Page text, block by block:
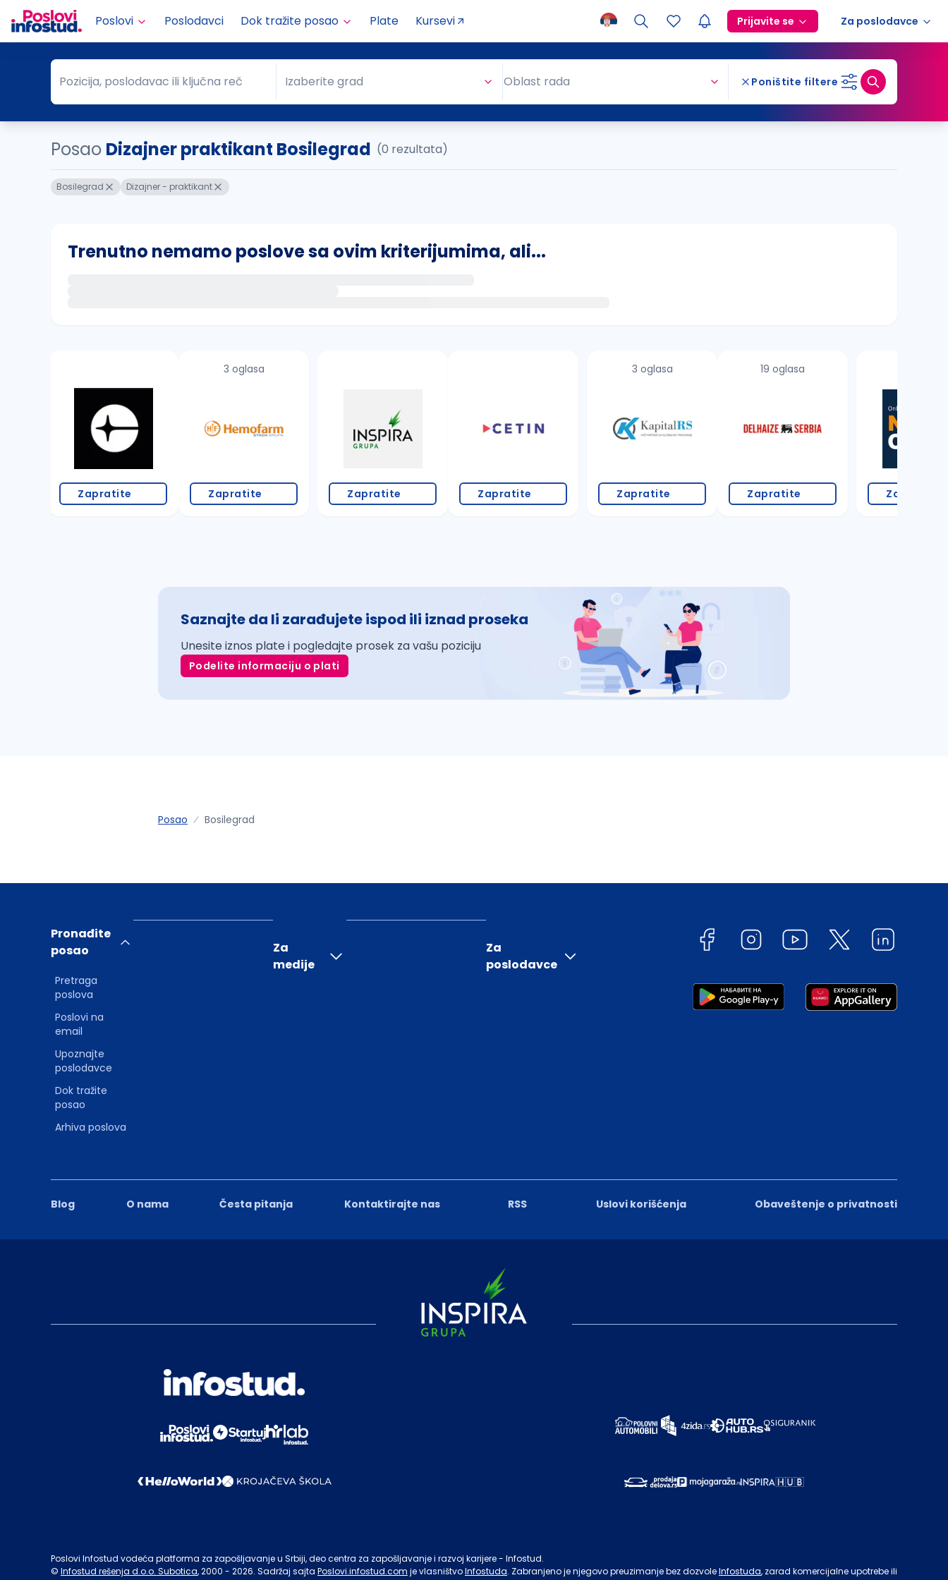
Poslovi Poslodavci Dok tražite posao Plate Kursevi Prijavite se Za poslodavce
Pozicija, poslodavac ili ključna reč
Pozicija, poslodavac ili ključna reč Grad
Izaberite grad Oblast rada Poništite filtere
Posao Dizajner praktikant Bosilegrad (0 rezultata)
Bosilegrad Dizajner - praktikant
Trenutno nemamo poslove sa ovim kriterijumima, ali...
proverite pravopisne greške (koristite č, ć, š, đ, ž, dž)
povećajte radijus za odabrani grad
Zapratite
3 oglasa
Zapratite Zapratite Zapratite
3 oglasa
Zapratite
19 oglasa
Zapratite Zapratite
Saznajte da li zarađujete ispod ili iznad proseka
Unesite iznos plate i pogledajte prosek za vašu poziciju
Podelite informaciju o plati
Posao Bosilegrad
Blog O nama Česta pitanja Kontaktirajte nas RSS Uslovi korišćenja Obaveštenje o privatnosti
Pronađite
posao
Pretraga
poslova
Poslovi na
email
Upoznajte
poslodavce
Dok tražite
posao
Arhiva poslova
Za
medije
Za
poslodavce
Poslovi Infostud vodeća platforma za zapošljavanje u Srbiji, deo centra za zapošljavanje i razvoj karijere - Infostud.
© Infostud rešenja d.o.o. Subotica, 2000 - 2026. Sadržaj sajta Poslovi.infostud.com je vlasništvoInfostuda. Zabranjeno je njegovo preuzimanje bez dozvoleInfostuda, zarad komercijalne upotrebe ili